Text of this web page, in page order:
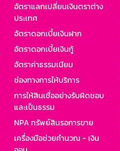
อัตราแลกเปลี่ยนเงินตราต่าง
ประเทศ
อัตราดอกเบี้ยเงินฝาก
อัตราดอกเบี้ยเงินกู้
อัตราค่าธรรมเนียม
ช่องทางการให้บริการ
การให้สินเชื่ออย่างรับผิดชอบ
และเป็นธรรม
NPA ทรัพย์สินรอการขาย
เครื่องมือช่วยคำนวณ - เงิน